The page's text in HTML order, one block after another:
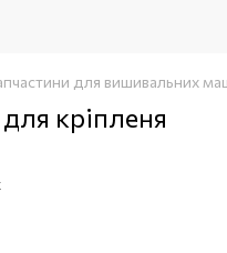
для вишивальних
кріпленя